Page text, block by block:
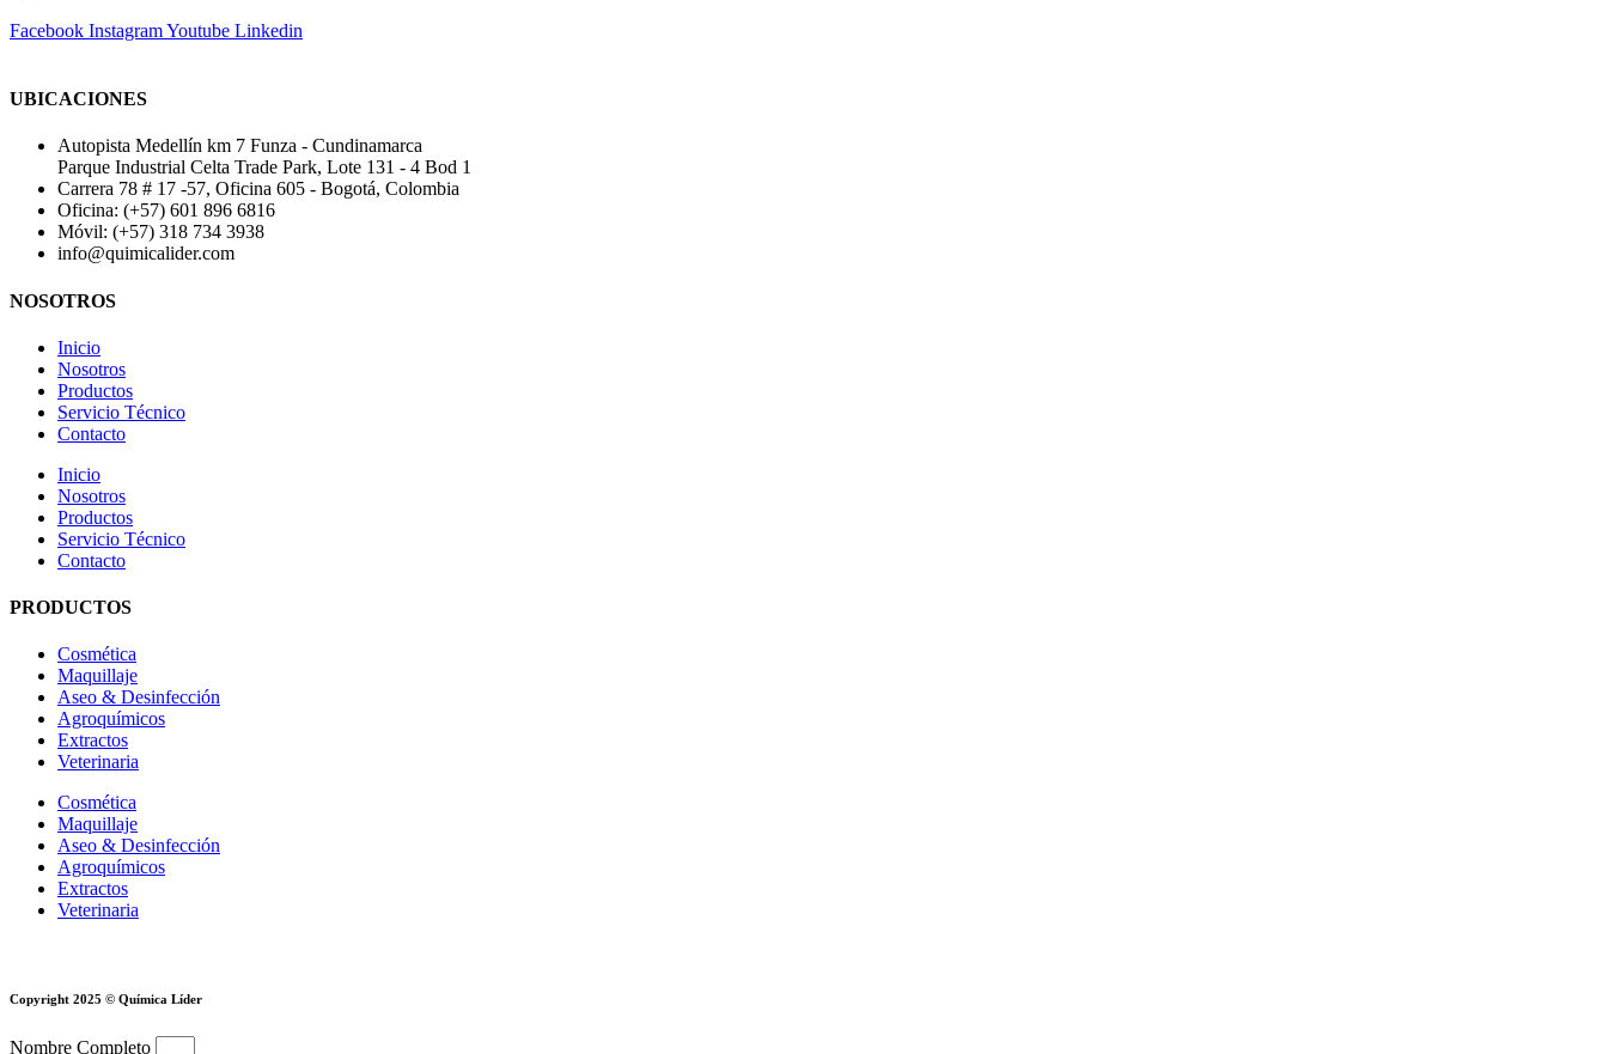
Facebook InstagramYoutube Linkedin
UBICACIONES
Autopista Medellín km 7 Funza - Cundinamarca
Parque Industrial Celta Trade Park, Lote 131 - 4 Bod 1
Carrera 78 # 17 -57, Oficina 605 - Bogotá, Colombia
Oficina: (+57) 601 896 6816
Móvil: (+57) 318 734 3938
info@quimicalider.com
NOSOTROS
Inicio
Nosotros
Productos
Servicio Técnico
Contacto
Inicio
Nosotros
Productos
Servicio Técnico
Contacto
PRODUCTOS
Cosmética
Maquillaje
Aseo & Desinfección
Agroquímicos
Extractos
Veterinaria
Cosmética
Maquillaje
Aseo & Desinfección
Agroquímicos
Extractos
Veterinaria
Copyright 2025 © Química Líder
Nombre Completo